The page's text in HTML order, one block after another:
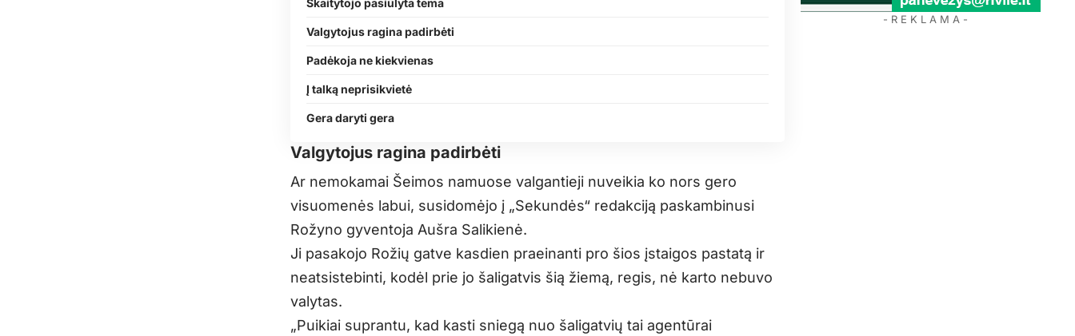
Skaitytojo pasiūlyta tema
Valgytojus ragina padirbėti
Padėkoja ne kiekvienas
Į talką neprisikvietė
Gera daryti gera
Valgytojus ragina padirbėti
Ar nemokamai Šeimos namuose valgantieji nuveikia ko nors gero
visuomenės labui, susidomėjo į „Sekundės“ redakciją paskambinusi
Rožyno gyventoja Aušra Salikienė.
Ji pasakojo Rožių gatve kasdien praeinanti pro šios įstaigos pastatą ir
neatsistebinti, kodėl prie jo šaligatvis šią žiemą, regis, nė karto nebuvo
valytas.
„Puikiai suprantu, kad kasti sniegą nuo šaligatvių tai agentūrai
- R E K L A M A -